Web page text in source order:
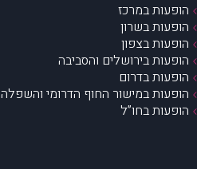
הופעות במרכז
הופעות בשרון
הופעות בצפון
הופעות בירושלים והסביבה
הופעות בדרום
הופעות במישור החוף הדרומי והשפלה
הופעות בחו”ל